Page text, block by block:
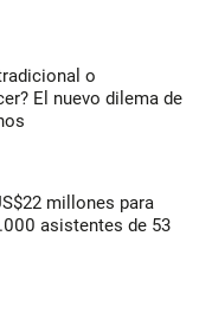
o
El nuevo dilema de
millones para
asistentes de 53